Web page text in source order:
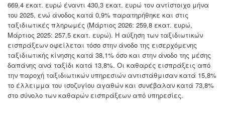
669,4 εκατ. ευρώ έναντι 430,3 εκατ. ευρώ τον αντίστοιχο μήνα
του 2025, ενώ άνοδος κατά 0,9% παρατηρήθηκε και στις
ταξιδιωτικές πληρωμές (Μάρτιος 2026: 259,8 εκατ. ευρώ,
Μάρτιος 2025: 257,5 εκατ. ευρώ). Η αύξηση των ταξιδιωτικών
εισπράξεων οφείλεται τόσο στην άνοδο της εισερχόμενης
ταξιδιωτικής κίνησης κατά 38,1% όσο και στην άνοδο της μέσης
δαπάνης ανά ταξίδι κατά 13,8%. Οι καθαρές εισπράξεις από
την παροχή ταξιδιωτικών υπηρεσιών αντιστάθμισαν κατά 15,8%
το έλλειμμα του ισοζυγίου αγαθών και συνέβαλαν κατά 73,8%
στο σύνολο των καθαρών εισπράξεων από υπηρεσίες.